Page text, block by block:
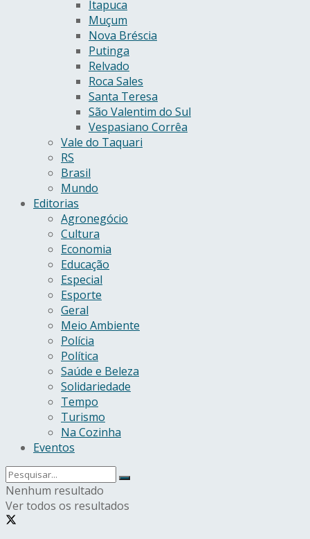
Itapuca
Muçum
Nova Bréscia
Putinga
Relvado
Roca Sales
Santa Teresa
São Valentim do Sul
Vespasiano Corrêa
Vale do Taquari
RS
Brasil
Mundo
Editorias
Agronegócio
Cultura
Economia
Educação
Especial
Esporte
Geral
Meio Ambiente
Polícia
Política
Saúde e Beleza
Solidariedade
Tempo
Turismo
Na Cozinha
Eventos
Nenhum resultado
Ver todos os resultados